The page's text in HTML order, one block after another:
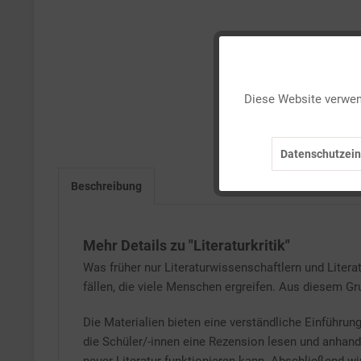
Beschreibung
Mehr Details zu "Literaturkritik"
Was früher nur Literaturwissenschaftlern und
fällen, die viele Menschen ergreifen. Aus diesem
Die Materialien bieten eine verständliche
die Schüler/-innen eine Rezension lesen und
Diese Website